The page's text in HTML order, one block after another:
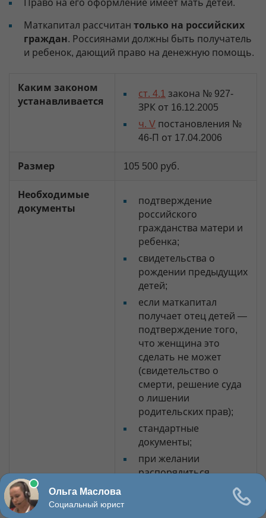
Право на его оформление имеет мать детей.
Маткапитал рассчитан только на российских
граждан. Россиянами должны быть получатель
и ребенок, дающий право на денежную помощь.
Каким законом
устанавливается
ст. 4.1 закона № 927-
ЗРК от 16.12.2005
ч. V постановления №
46-П от 17.04.2006
Размер 105 500 руб.
Необходимые
документы
подтверждение
российского
гражданства матери и
ребенка;
свидетельства о
рождении предыдущих
детей;
если маткапитал
получает отец детей —
подтверждение того,
что женщина это
сделать не может
(свидетельство о
смерти, решение суда
о лишении
родительских прав);
стандартные
документы;
при желании
распорядиться